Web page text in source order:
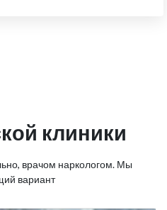
клиники
врачом наркологом. Мы
вариант